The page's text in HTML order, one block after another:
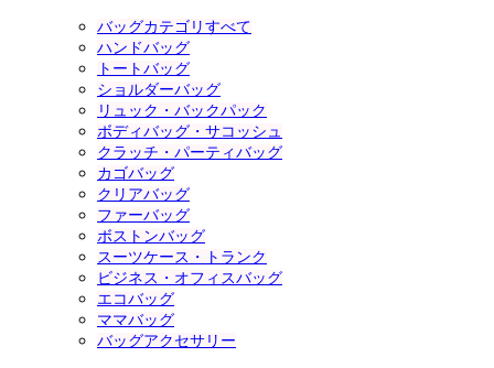
バッグカテゴリすべて
ハンドバッグ
トートバッグ
ショルダーバッグ
リュック・バックパック
ボディバッグ・サコッシュ
クラッチ・パーティバッグ
カゴバッグ
クリアバッグ
ファーバッグ
ボストンバッグ
スーツケース・トランク
ビジネス・オフィスバッグ
エコバッグ
ママバッグ
バッグアクセサリー